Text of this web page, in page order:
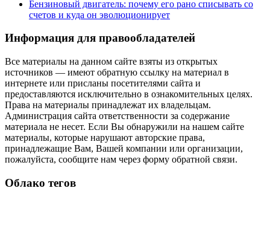
Бензиновый двигатель: почему его рано списывать со
счетов и куда он эволюционирует
Информация для правообладателей
Все материалы на данном сайте взяты из открытых
источников — имеют обратную ссылку на материал в
интернете или присланы посетителями сайта и
предоставляются исключительно в ознакомительных целях.
Права на материалы принадлежат их владельцам.
Администрация сайта ответственности за содержание
материала не несет. Если Вы обнаружили на нашем сайте
материалы, которые нарушают авторские права,
принадлежащие Вам, Вашей компании или организации,
пожалуйста, сообщите нам через форму обратной связи.
Облако тегов